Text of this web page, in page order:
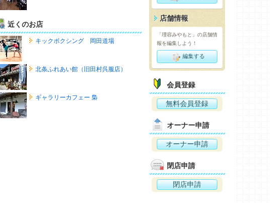
近くのお店
キックボクシング 岡田道場
北条ふれあい館（旧田村呉服店）
ギャラリーカフェー 梟
店舗情報
「理容みやもと」の店舗情
報を編集しよう！
編集する
会員登録
無料会員登録
オーナー申請
オーナー申請
閉店申請
閉店申請